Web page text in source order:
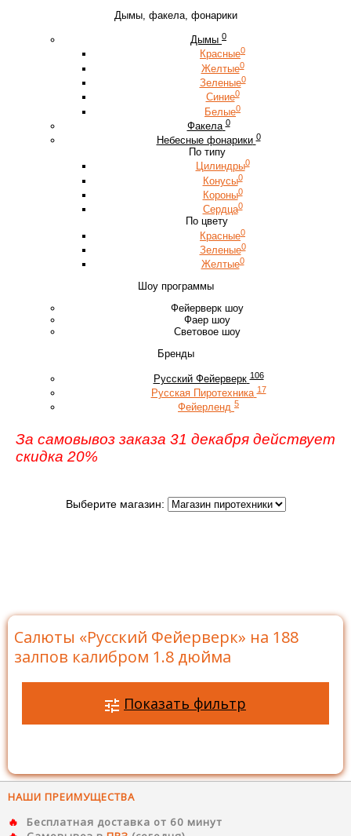
Дымы, факела, фонарики
Дымы 0
Красные0
Желтые0
Зеленые0
Синие0
Белые0
Факела 0
Небесные фонарики 0
По типу
Цилиндры0
Конусы0
Короны0
Сердца0
По цвету
Красные0
Зеленые0
Желтые0
Шоу программы
Фейерверк шоу
Фаер шоу
Световое шоу
Бренды
Русский Фейерверк 106
Русская Пиротехника 17
Фейерленд 5
За самовывоз заказа 31 декабря действует
скидка 20%
Выберите магазин:
Салюты «Русский Фейерверк» на 188
залпов калибром 1.8 дюйма
Показать фильтр
НАШИ ПРЕИМУЩЕСТВА
Бесплатная доставка от 60 минут